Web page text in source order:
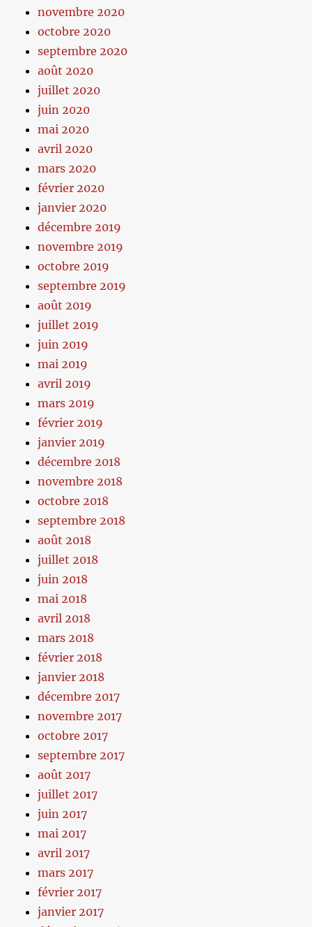
novembre 2020
octobre 2020
septembre 2020
août 2020
juillet 2020
juin 2020
mai 2020
avril 2020
mars 2020
février 2020
janvier 2020
décembre 2019
novembre 2019
octobre 2019
septembre 2019
août 2019
juillet 2019
juin 2019
mai 2019
avril 2019
mars 2019
février 2019
janvier 2019
décembre 2018
novembre 2018
octobre 2018
septembre 2018
août 2018
juillet 2018
juin 2018
mai 2018
avril 2018
mars 2018
février 2018
janvier 2018
décembre 2017
novembre 2017
octobre 2017
septembre 2017
août 2017
juillet 2017
juin 2017
mai 2017
avril 2017
mars 2017
février 2017
janvier 2017